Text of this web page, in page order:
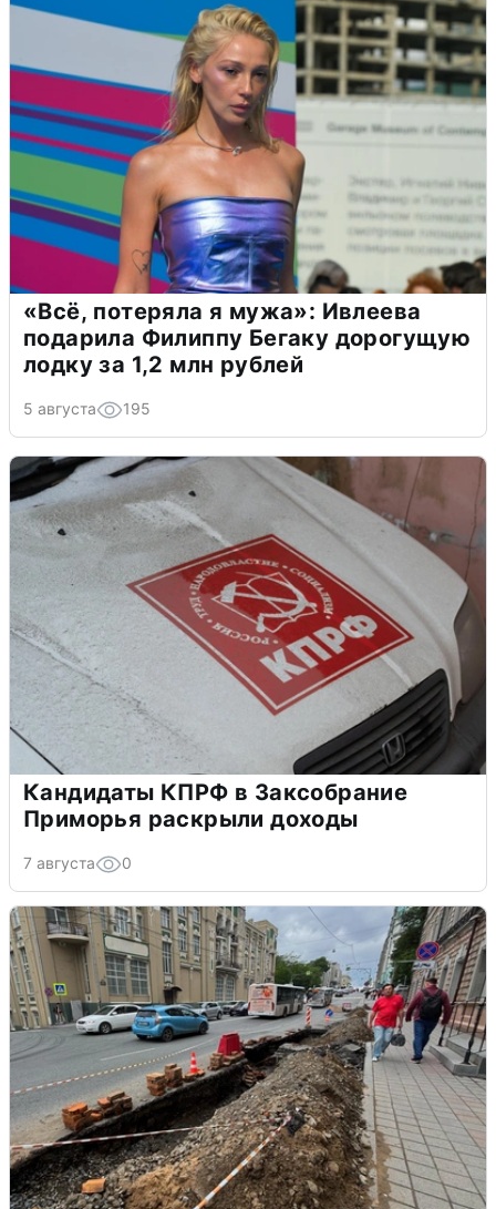
«Всё, потеряла я мужа»: Ивлеева
подарила Филиппу Бегаку дорогущую
лодку за 1,2 млн рублей
5 августа 195
Кандидаты КПРФ в Заксобрание
Приморья раскрыли доходы
7 августа 0